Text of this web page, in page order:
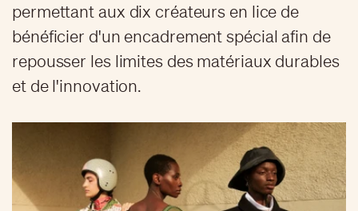
permettant aux dix créateurs en lice de
bénéficier d'un encadrement spécial afin de
repousser les limites des matériaux durables
et de l'innovation.